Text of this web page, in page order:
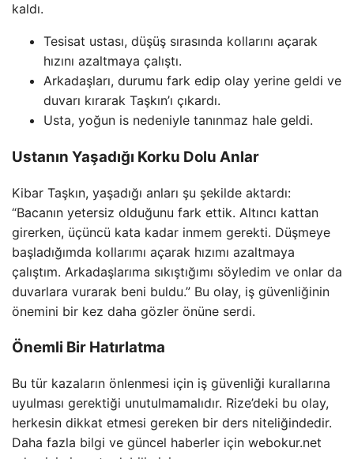
kaldı.
Tesisat ustası, düşüş sırasında kollarını açarak
hızını azaltmaya çalıştı.
Arkadaşları, durumu fark edip olay yerine geldi ve
duvarı kırarak Taşkın’ı çıkardı.
Usta, yoğun is nedeniyle tanınmaz hale geldi.
Ustanın Yaşadığı Korku Dolu Anlar
Kibar Taşkın, yaşadığı anları şu şekilde aktardı:
“Bacanın yetersiz olduğunu fark ettik. Altıncı kattan
girerken, üçüncü kata kadar inmem gerekti. Düşmeye
başladığımda kollarımı açarak hızımı azaltmaya
çalıştım. Arkadaşlarıma sıkıştığımı söyledim ve onlar da
duvarlara vurarak beni buldu.” Bu olay, iş güvenliğinin
önemini bir kez daha gözler önüne serdi.
Önemli Bir Hatırlatma
Bu tür kazaların önlenmesi için iş güvenliği kurallarına
uyulması gerektiği unutulmamalıdır. Rize’deki bu olay,
herkesin dikkat etmesi gereken bir ders niteliğindedir.
Daha fazla bilgi ve güncel haberler için webokur.net